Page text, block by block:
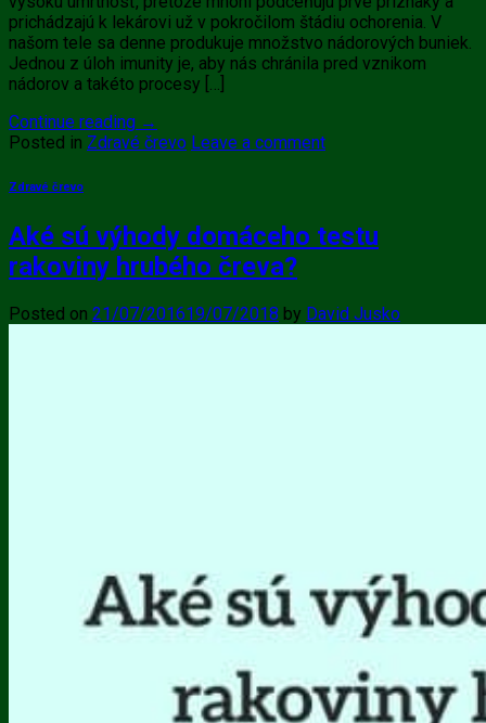
prichádzajú k lekárovi už v pokročilom štádiu ochorenia. V
našom tele sa denne produkuje množstvo nádorových buniek.
Jednou z úloh imunity je, aby nás chránila pred vznikom
nádorov a takéto procesy […]
Continue reading →
Posted in Zdravé črevo Leave a comment
Zdravé črevo
Aké sú výhody domáceho testu
rakoviny hrubého čreva?
Posted on 21/07/201619/07/2018 by David Jusko